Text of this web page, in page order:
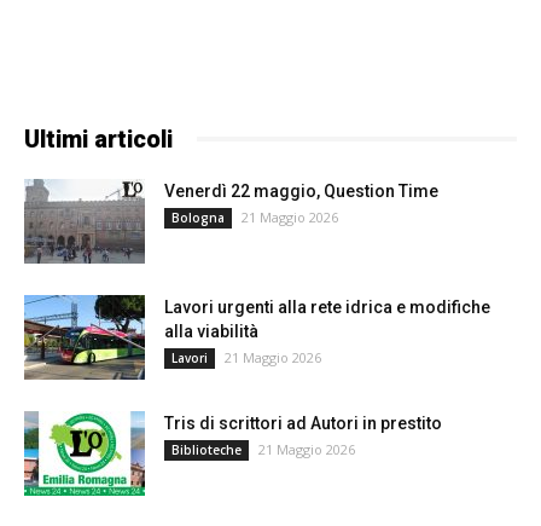
Ultimi articoli
Venerdì 22 maggio, Question Time
Bologna 21 Maggio 2026
​Lavori urgenti alla rete idrica e modifiche
alla viabilità
Lavori 21 Maggio 2026
Tris di scrittori ad Autori in prestito
Biblioteche 21 Maggio 2026